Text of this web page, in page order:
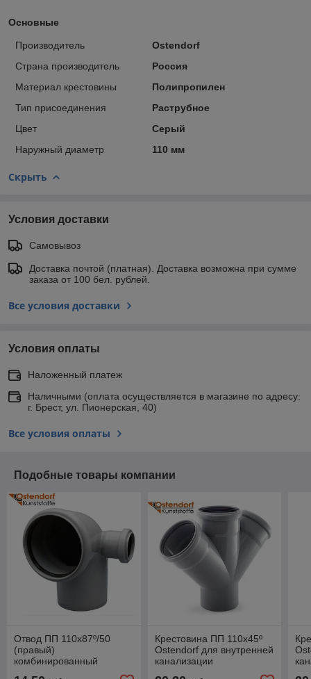
Основные
Производитель
Ostendorf
Страна производитель
Россия
Материал крестовины
Полипропилен
Тип присоединения
Раструбное
Цвет
Серый
Наружный диаметр
110 мм
Скрыть
Условия доставки
Самовывоз
Доставка почтой (платная). Доставка возможна при сумме
заказа от 100 бел. рублей.
Все условия доставки
Условия оплаты
Наложенный платеж
Наличными (оплата осуществляется в магазине по адресу:
г. Брест, ул. Пионерская, 40)
Все условия оплаты
Подобные товары компании
Отвод ПП 110х87º/50
(правый)
комбинированный
Ostendorf для внутренней
Крестовина ПП 110х45º
Ostendorf для внутренней
канализации